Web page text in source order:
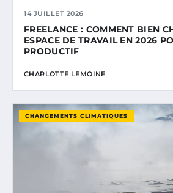
14 JUILLET 2026
FREELANCE : COMMENT BIEN
ESPACE DE TRAVAIL EN 2026
PRODUCTIF
CHARLOTTE LEMOINE
CHANGEMENTS CLIMATIQUES